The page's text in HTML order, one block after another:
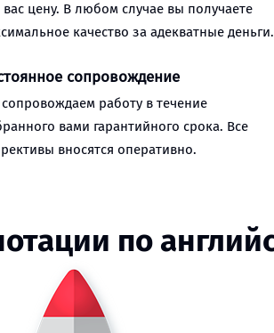
вас цену. В любом случае вы получаете
качество за адекватные деньги.
сопровождение
работу в течение
вами гарантийного срока. Все
вносятся оперативно.
по